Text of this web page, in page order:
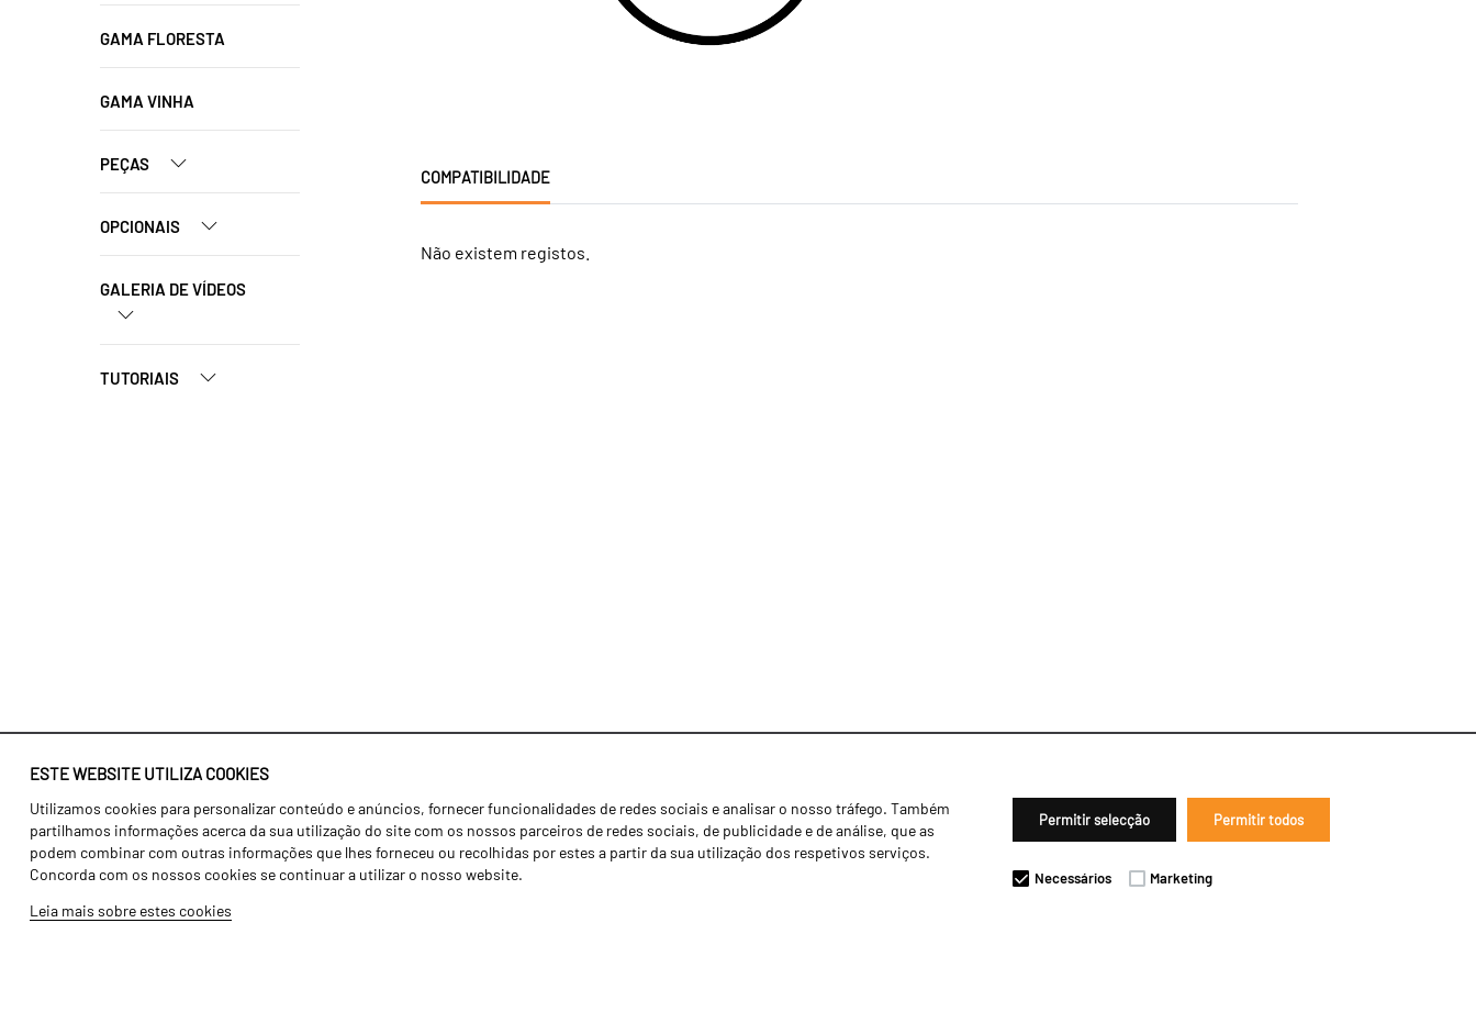
ESTE WEBSITE UTILIZA COOKIES
Utilizamos cookies para personalizar conteúdo e anúncios, fornecer funcionalidades de redes sociais e analisar o nosso tráfego. Também
partilhamos informações acerca da sua utilização do site com os nossos parceiros de redes sociais, de publicidade e de análise, que as
podem combinar com outras informações que lhes forneceu ou recolhidas por estes a partir da sua utilização dos respetivos serviços.
Concorda com os nossos cookies se continuar a utilizar o nosso website.
Leia mais sobre estes cookies
Permitir selecção Permitir todos
Necessários Marketing
GAMA FLORESTA
GAMA VINHA
PEÇAS
OPCIONAIS
GALERIA DE VÍDEOS
TUTORIAIS
COMPATIBILIDADE
Não existem registos.
Identidade
História
Fábrica / Produção
Recursos Humanos
Agricultura
Transportes
Gama Floresta
Notícias
Concessionários